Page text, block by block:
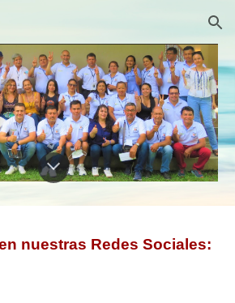
Skip to navigation
nuestras Redes Sociales: